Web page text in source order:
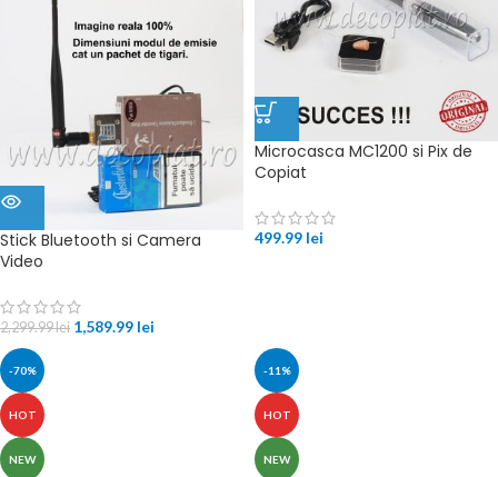
Stick Bluetooth si Camera
Video
2,299.99lei 1,589.99 lei
Microcasca MC1200 si Pix de
Copiat
499.99 lei
-70%
HOT
NEW
-11%
HOT
NEW